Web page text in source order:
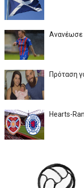
Ανανέωσε
Πρόταση
Hearts-